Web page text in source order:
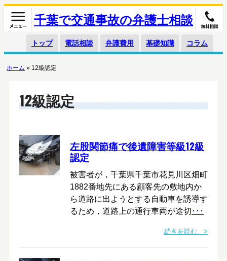
千葉で交通事故の弁護士相談
トップ 電話相談 弁護費用 基礎知識 コラム
ホーム » 12級認定
12級認定
左股関節痛で後遺障害等級12級
認定
被害者が，千葉県千葉市花見川区畑町
1882番地先にある顧客先の敷地内か
ら道路に出ようとする自動車を誘導す
るため，道路上の通行車両が途切 ･･･
続きを読む >